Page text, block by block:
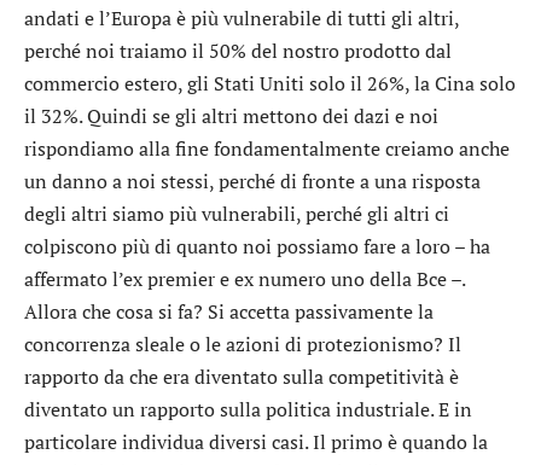
andati e l’Europa è più vulnerabile di tutti gli altri,
perché noi traiamo il 50% del nostro prodotto dal
commercio estero, gli Stati Uniti solo il 26%, la Cina solo
il 32%. Quindi se gli altri mettono dei dazi e noi
rispondiamo alla fine fondamentalmente creiamo anche
un danno a noi stessi, perché di fronte a una risposta
degli altri siamo più vulnerabili, perché gli altri ci
colpiscono più di quanto noi possiamo fare a loro – ha
affermato l’ex premier e ex numero uno della Bce –.
Allora che cosa si fa? Si accetta passivamente la
concorrenza sleale o le azioni di protezionismo? Il
rapporto da che era diventato sulla competitività è
diventato un rapporto sulla politica industriale. E in
particolare individua diversi casi. Il primo è quando la